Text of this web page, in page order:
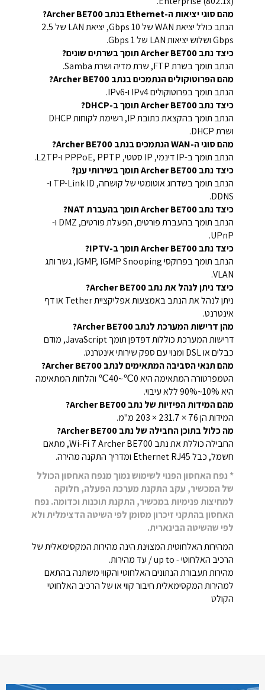
מהם סוגי יציאות ה-Ethernet בנתב Archer BE700?
הנתב כולל יציאת WAN של 10 Gbps, יציאת LAN של 2.5
Gbps ושלוש יציאות LAN של 1 Gbps.
כיצד נתב Archer BE700 תומך בשרתים שונים?
הנתב תומך בשרת FTP, שרת מדיה ושרת Samba.
מהם הפרוטוקולים הנתמכים בנתב Archer BE700?
הנתב תומך בפרוטוקולים IPv4 ו-IPv6.
כיצד נתב Archer BE700 תומך ב-DHCP?
הנתב תומך בהקצאת כתובת IP, רשימת לקוחות DHCP
ושרת DHCP.
מהם סוגי ה-WAN הנתמכים בנתב Archer BE700?
הנתב תומך ב-IP דינמי, IP סטטי, PPPoE, PPTP ו-L2TP.
כיצד נתב Archer BE700 תומך בשירותי ענן?
הנתב תומך בשדרוג אוטומטי של קושחה, TP-Link ID ו-
DDNS.
כיצד נתב Archer BE700 תומך בהעברת NAT?
הנתב תומך בהעברת פורטים, הפעלת פורטים, DMZ ו-
UPnP.
כיצד נתב Archer BE700 תומך ב-IPTV?
הנתב תומך בפרוקסי IGMP, IGMP Snooping, גשר ותג
VLAN.
כיצד ניתן לנהל את נתב Archer BE700?
ניתן לנהל את הנתב באמצעות אפליקציית Tether או דף
אינטרנט.
מהן דרישות המערכת לנתב Archer BE700?
דרישות המערכת כוללות דפדפן תומך JavaScript, מודם
כבלים או DSL ומנוי עם ספק שירותי אינטרנט.
מהם תנאי הסביבה המתאימים לנתב Archer BE700?
הטמפרטורה המתאימה היא 0℃~40℃ והלחות המתאימה
היא 10%~90% ללא עיבוי.
מהם המידות הפיזיות של נתב Archer BE700?
המידות הן 76 × 231.7 × 203 מ"מ.
מה כלול בתוכן החבילה של נתב Archer BE700?
החבילה כוללת את נתב Wi-Fi 7 Archer BE700, מתאם
חשמל, כבל Ethernet RJ45 ומדריך התקנה מהירה.
* נפח האחסון הפנוי לשימוש נמוך מנפח האחסון הכולל
של המכשיר, עקב התקנת מערכת הפעלה, חלוקה
למחיצות פנימיות במכשיר, התקנת תוכנות וכדומה. נפח
האחסון בהתקני זיכרון מסומן לפי השיטה הדצימלית ולא
לפי שהשיטה הבינארית.
המהירות האלחוטית המצוינת הינה מהירות המקסימאלית של
הרכיב האלחוטי - up to / עד מהירות.
מהירות תעבורת הנתונים האלחוטי והקווי משתנה בהתאם
למהירות המקסימאלית חיבור קווי או של הרכיב האלחוטי
הקולט